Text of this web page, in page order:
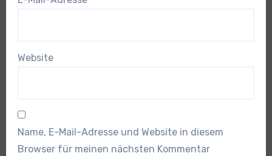
Website
Name, E-Mail-Adresse und Website in diesem
Browser für meinen nächsten Kommentar